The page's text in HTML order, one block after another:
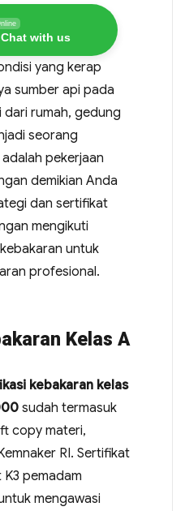
with us
yang kerap
sumber api pada
rumah, gedung
seorang
pekerjaan
demikian Anda
dan sertifikat
mengikuti
untuk
profesional.
Kelas A
kebakaran kelas
sudah termasuk
copy materi,
RI. Sertifikat
pemadam
mengawasi